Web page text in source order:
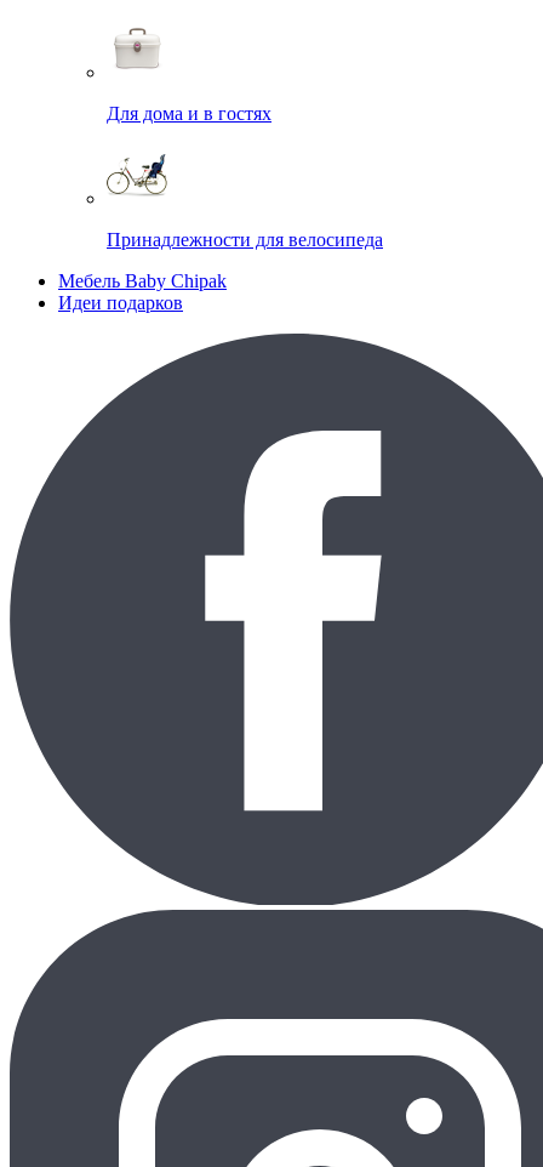
Для дома и в гостях
Принадлежности для велосипеда
Мебель Baby Chipak
Идеи подарков